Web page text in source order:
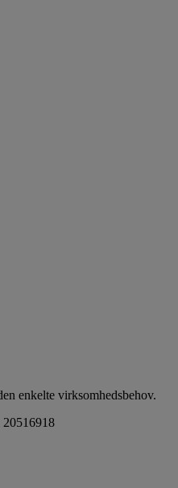
enkelte virksomhedsbehov.